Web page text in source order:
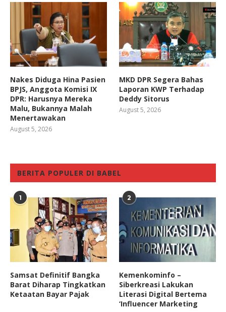
Nakes Diduga Hina Pasien
BPJS, Anggota Komisi IX
DPR: Harusnya Mereka
Malu, Bukannya Malah
Menertawakan
August 5, 2026
MKD DPR Segera Bahas
Laporan KWP Terhadap
Deddy Sitorus
August 5, 2026
BERITA POPULER DI BABEL
1
Samsat Definitif Bangka
Barat Diharap Tingkatkan
Ketaatan Bayar Pajak
2
Kemenkominfo –
Siberkreasi Lakukan
Literasi Digital Bertema
‘Influencer Marketing